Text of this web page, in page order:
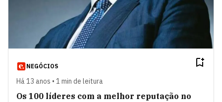
NEGÓCIOS
Há 13 anos • 1 min de leitura
Os 100 líderes com a melhor reputação no